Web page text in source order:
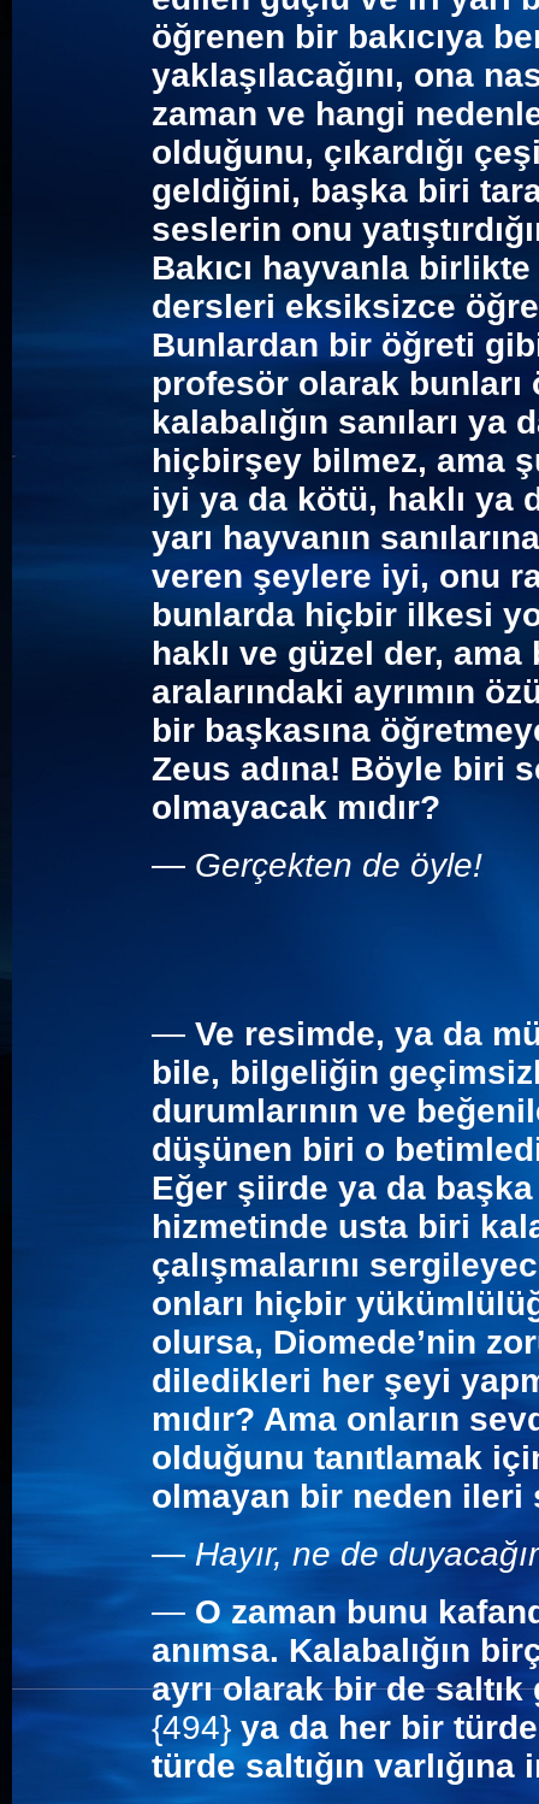
öğrenen bir bakıcıya
yaklaşılacağını, ona
zaman ve hangi
olduğunu, çıkardığı
geldiğini, başka biri
seslerin onu
Bakıcı hayvanla
dersleri eksiksizce
Bunlardan bir öğreti
profesör olarak bunları
kalabalığın sanıları
hiçbirşey bilmez, ama
iyi ya da kötü, haklı ya
yarı hayvanın
veren şeylere iyi, onu
bunlarda hiçbir ilkesi
haklı ve güzel der,
aralarındaki ayrımın
bir başkasına
Zeus adına! Böyle biri
olmayacak mıdır?
— Gerçekten de öyle!
— Ve resimde, ya da
bile, bilgeliğin
durumlarının ve
düşünen biri o
Eğer şiirde ya da
hizmetinde usta biri
çalışmalarını
onları hiçbir
olursa, Diomede’nin
diledikleri her şeyi
mıdır? Ama onların
olduğunu tanıtlamak
olmayan bir neden
— Hayır, ne de
— O zaman bunu
anımsa. Kalabalığın
ayrı olarak bir de saltık
{494} ya da her bir
türde saltığın varlığına